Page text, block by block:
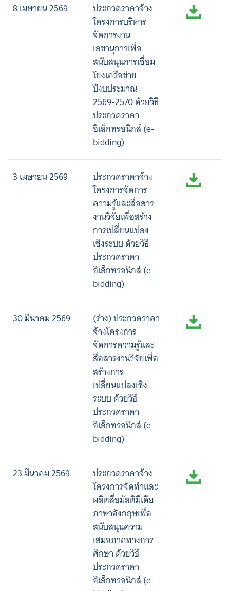
8 เมษายน 2569
ประกวดราคาจ้าง
โครงการบริหาร
จัดการงาน
เลขานุการเพื่อ
สนับสนุนการเชื่อม
โยงเครือข่าย
ปีงบประมาณ
2569-2570 ด้วยวิธี
ประกวดราคา
อิเล็กทรอนิกส์ (e-
bidding)
3 เมษายน 2569
ประกวดราคาจ้าง
โครงการจัดการ
ความรู้และสื่อสาร
งานวิจัยเพื่อสร้าง
การเปลี่ยนแปลง
เชิงระบบ ด้วยวิธี
ประกวดราคา
อิเล็กทรอนิกส์ (e-
bidding)
30 มีนาคม 2569
(ร่าง) ประกวดราคา
จ้างโครงการ
จัดการความรู้และ
สื่อสารงานวิจัยเพื่อ
สร้างการ
เปลี่ยนแปลงเชิง
ระบบ ด้วยวิธี
ประกวดราคา
อิเล็กทรอนิกส์ (e-
bidding)
23 มีนาคม 2569
ประกวดราคาจ้าง
โครงการจัดทำและ
ผลิตสื่อมัลติมีเดีย
ภาษาอังกฤษเพื่อ
สนับสนุนความ
เสมอภาคทางการ
ศึกษา ด้วยวิธี
ประกวดราคา
อิเล็กทรอนิกส์ (e-